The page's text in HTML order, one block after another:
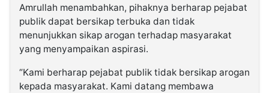
Amrullah menambahkan, pihaknya berharap pejabat
publik dapat bersikap terbuka dan tidak
menunjukkan sikap arogan terhadap masyarakat
yang menyampaikan aspirasi.
“Kami berharap pejabat publik tidak bersikap arogan
kepada masyarakat. Kami datang membawa